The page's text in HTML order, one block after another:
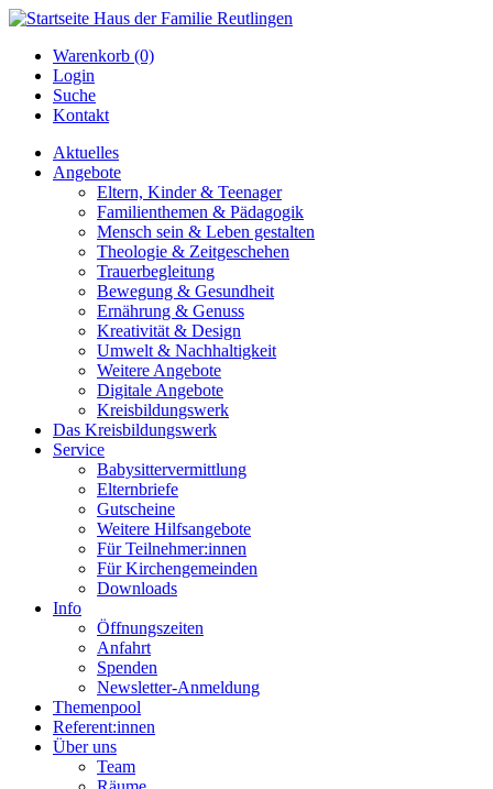
Warenkorb (0)
Login
Suche
Kontakt
Aktuelles
Angebote
Eltern, Kinder & Teenager
Familienthemen & Pädagogik
Mensch sein & Leben gestalten
Theologie & Zeitgeschehen
Trauerbegleitung
Bewegung & Gesundheit
Ernährung & Genuss
Kreativität & Design
Umwelt & Nachhaltigkeit
Weitere Angebote
Digitale Angebote
Kreisbildungswerk
Das Kreisbildungswerk
Service
Babysittervermittlung
Elternbriefe
Gutscheine
Weitere Hilfsangebote
Für Teilnehmer:innen
Für Kirchengemeinden
Downloads
Info
Öffnungszeiten
Anfahrt
Spenden
Newsletter-Anmeldung
Themenpool
Referent:innen
Über uns
Team